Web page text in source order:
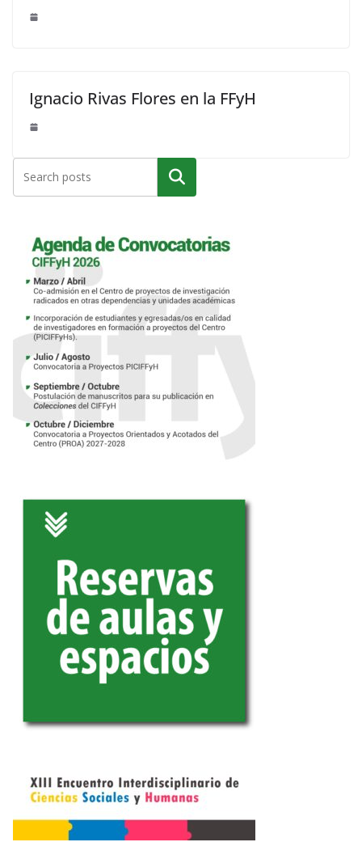
Ignacio Rivas Flores en la FFyH
Buscar